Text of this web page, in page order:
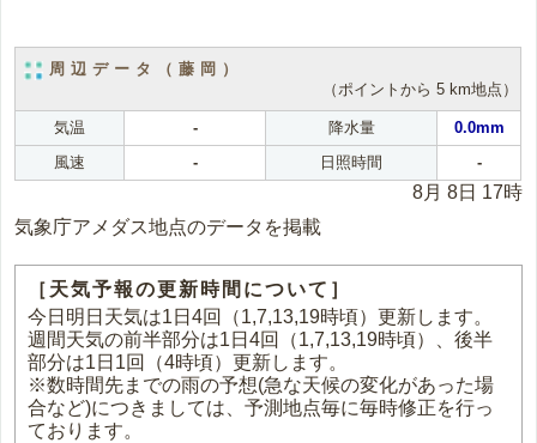
周辺データ（藤岡）
（ポイントから 5 km地点）
気温 - 降水量
0.0mm
風速
- 日照時間 -
8月 8日 17時
気象庁アメダス地点のデータを掲載
［天気予報の更新時間について］
今日明日天気は1日4回（1,7,13,19時頃）更新します。
週間天気の前半部分は1日4回（1,7,13,19時頃）、後半
部分は1日1回（4時頃）更新します。
※数時間先までの雨の予想(急な天候の変化があった場
合など)につきましては、予測地点毎に毎時修正を行っ
ております。